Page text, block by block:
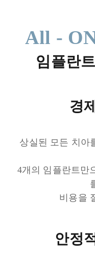
All -
임플란트
경
상실된 모든 치아
4개의 임플란트만
비용을
안정